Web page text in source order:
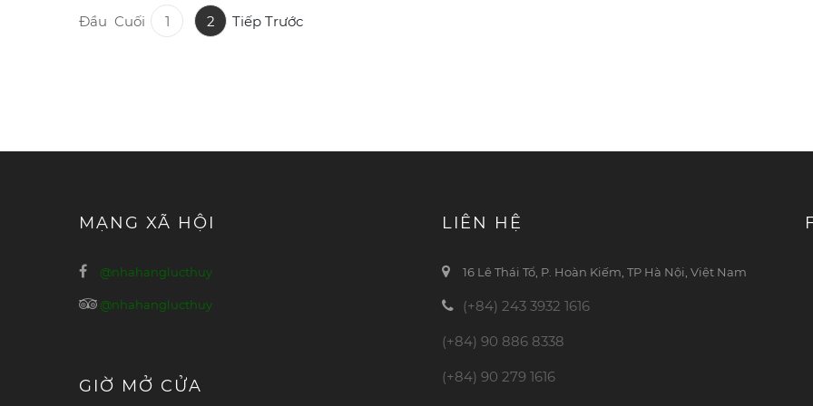
Đầu Cuối 1 2 Tiếp Trước
MẠNG XÃ HỘI
@nhahanglucthuy
@nhahanglucthuy
GIỜ MỞ CỬA
LIÊN HỆ
16 Lê Thái Tổ, P. Hoàn Kiếm, TP Hà Nội, Việt Nam
(+84) 243 3932 1616
(+84) 90 886 8338
(+84) 90 279 1616